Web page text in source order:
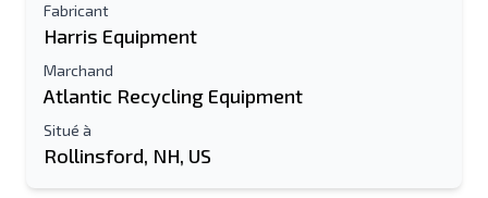
Fabricant
Harris Equipment
Marchand
Atlantic Recycling Equipment
Situé à
Rollinsford, NH, US